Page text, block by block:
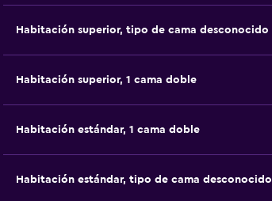
Habitación superior, tipo de cama desconocido
Habitación superior, 1 cama doble
Habitación estándar, 1 cama doble
Habitación estándar, tipo de cama desconocido